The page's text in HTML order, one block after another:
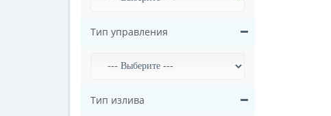
Тип управления
Тип излива